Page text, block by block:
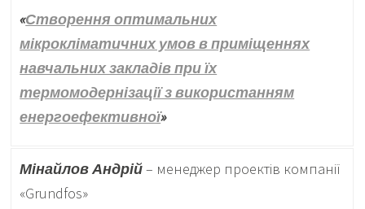
«Створення оптимальних
мікрокліматичних умов в приміщеннях
навчальних закладів при їх
термомодернізації з використанням
енергоефективної»
Мінайлов Андрій– менеджер проектів компанії
«Grundfos»